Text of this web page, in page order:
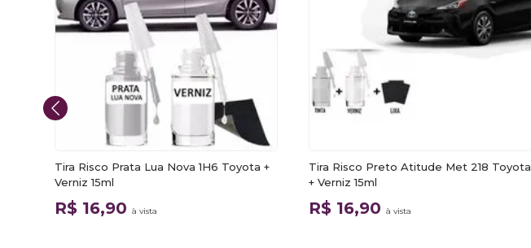
Tira Risco Prata Lua Nova 1H6 Toyota +
Verniz 15ml
R$ 16,90 à vista
Tira Risco Preto Atitude Met 218 Toyota
+ Verniz 15ml
R$ 16,90 à vista